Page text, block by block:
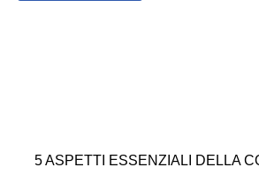
5 ASPETTI ESSENZIALI DELLA